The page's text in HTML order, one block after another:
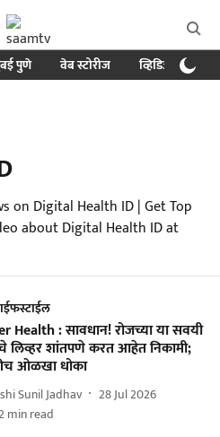
पुणे वेब स्टोरीज व्हिडिओ
on Digital Health ID | Get Top
about Digital Health ID at
Health : सावधान! रोजच्या या सवयी
लिव्हर शांतपणे करत आहेत निकामी;
ओळखा धोका
Sunil Jadhav
28 Jul 2026
min read